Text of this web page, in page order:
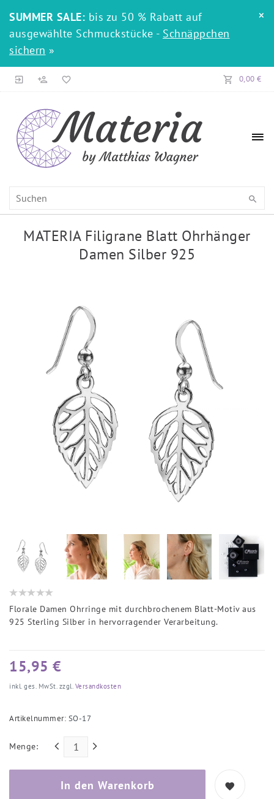
SUMMER SALE: bis zu 50 % Rabatt auf
ausgewählte Schmuckstücke - Schnäppchen
sichern »
×
0,00 €
MATERIA Filigrane Blatt Ohrhänger
Damen Silber 925
Florale Damen Ohrringe mit durchbrochenem Blatt-Motiv aus
925 Sterling Silber in hervorragender Verarbeitung.
15,95 €
inkl. ges. MwSt. zzgl. Versandkosten
Artikelnummer: SO-17
Menge:
In den Warenkorb